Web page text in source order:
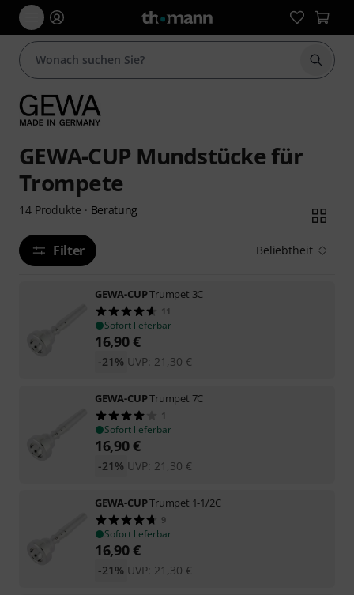
Suche
GEWA-CUP Mundstücke für
Trompete
14 Produkte · Beratung
Filter Beliebtheit
GEWA-CUPTrumpet 3C
11
Sofort lieferbar
16,90€
UVP: 21,30 €
-21%
GEWA-CUPTrumpet 7C
1
Sofort lieferbar
16,90€
UVP: 21,30 €
-21%
GEWA-CUPTrumpet 1-1/2C
9
Sofort lieferbar
16,90€
UVP: 21,30 €
-21%